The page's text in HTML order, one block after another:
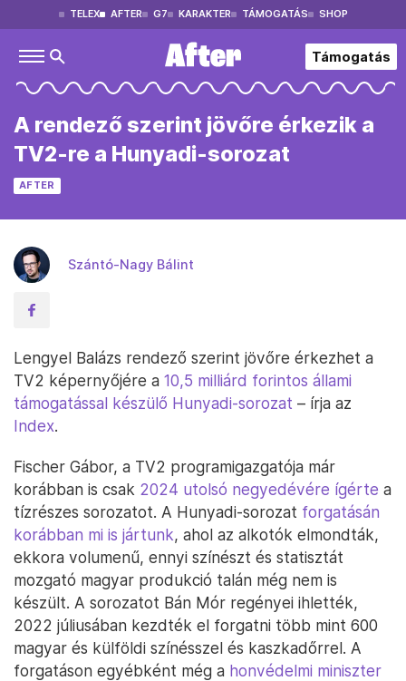
TELEX AFTER G7 KARAKTER TÁMOGATÁS SHOP
Támogatás
A rendező szerint jövőre érkezik a
TV2-re a Hunyadi-sorozat
AFTER
Szántó-Nagy Bálint
Lengyel Balázs rendező szerint jövőre érkezhet a
TV2 képernyőjére a 10,5 milliárd forintos állami
támogatással készülő Hunyadi-sorozat – írja az
Index.
Fischer Gábor, a TV2 programigazgatója már
korábban is csak 2024 utolsó negyedévére ígérte a
tízrészes sorozatot. A Hunyadi-sorozat forgatásán
korábban mi is jártunk, ahol az alkotók elmondták,
ekkora volumenű, ennyi színészt és statisztát
mozgató magyar produkció talán még nem is
készült. A sorozatot Bán Mór regényei ihlették,
2022 júliusában kezdték el forgatni több mint 600
magyar és külföldi színésszel és kaszkadőrrel. A
forgatáson egyébként még a honvédelmi miniszter